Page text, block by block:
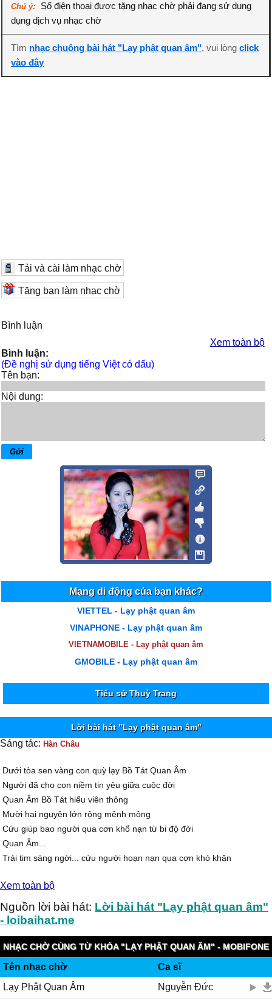
Chú ý:
Số điện thoại được tặng nhạc chờ phải đang sử dụng
dụng dịch vụ nhạc chờ
Tìm nhạc chuông bài hát "Lạy phật quan âm", vui lòngclick
vào đây
Tải và cài làm nhạc chờ
Tặng bạn làm nhạc chờ
Bình luận
Xem toàn bộ
Bình luận:
(Đề nghị sử dụng tiếng Việt có dấu)
Tên bạn:
Nội dung:
Mạng di động của bạn khác?
VIETTEL - Lạy phật quan âm
VINAPHONE - Lạy phật quan âm
VIETNAMOBILE - Lạy phật quan âm
GMOBILE - Lạy phật quan âm
Tiểu sử Thuỳ Trang
Lời bài hát "Lạy phật quan âm"
Sáng tác: Hàn Châu
Dưới tòa sen vàng con quỳ lạy Bồ Tát Quan Âm
Người đã cho con niềm tin yêu giữa cuộc đời
Quan Âm Bồ Tát hiểu viên thông
Mười hai nguyện lớn rộng mênh mông
Cứu giúp bao người qua cơn khổ nạn từ bi độ đời
Quan Âm...
Trái tim sáng ngời... cứu người hoạn nạn qua cơn khó khăn
Tay cầm bình nước Cam Lồ
Tay cầm nhành liễu Thanh Nhàn... rưới khắp thế gian
Tốt tươi mát mẻ mười phương thanh nhàn
Dưới tòa sen vàng, hương trầm tỏa ngát nhân gian
Lạy Phật Quan Âm dìu con qua bến mê đời
Cho con được sống đời an vui
Cho con được sống đời xinh tươi
Xem toàn bộ
Nguồn lời bài hát: Lời bài hát "Lạy phật quan âm"
- loibaihat.me
NHẠC CHỜ CÙNG TỪ KHÓA "LẠY PHẬT QUAN ÂM" - MOBIFONE
Tên nhạc chờ
Ca sĩ
Lạy Phật Quan Âm
Nguyễn Đức